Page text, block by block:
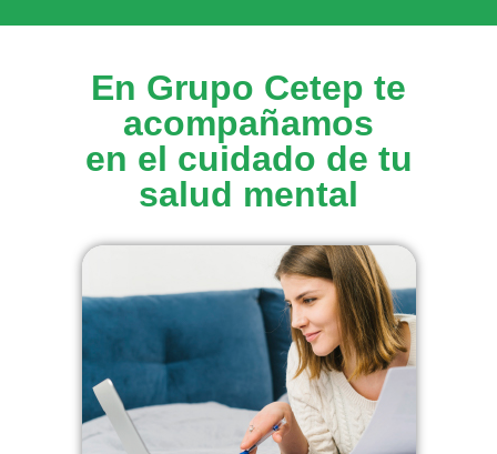
En Grupo Cetep te
acompañamos
en el cuidado de tu
salud mental